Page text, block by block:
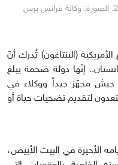
(البنتاغون) تُدرك أنّ
إنّها دولة ضخمة يبلغ
ولديها جيش مجهّز جيداً ووكلاء في
لتقديم تضحيات حياة أو
الأخيرة في البيت الأبيض،